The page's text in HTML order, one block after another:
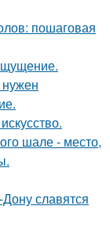
пошаговая
шале - место,
славятся